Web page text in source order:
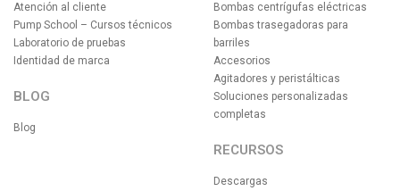
Atención al cliente
Pump School – Cursos técnicos
Laboratorio de pruebas
Identidad de marca
BLOG
Blog
Bombas centrígufas eléctricas
Bombas trasegadoras para
barriles
Accesorios
Agitadores y peristálticas
Soluciones personalizadas
completas
RECURSOS
Descargas